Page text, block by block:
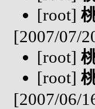
[root]
[2007/07/
[root]
[root]
[2007/06/